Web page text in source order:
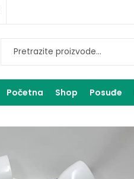
Početna Shop Posuđe